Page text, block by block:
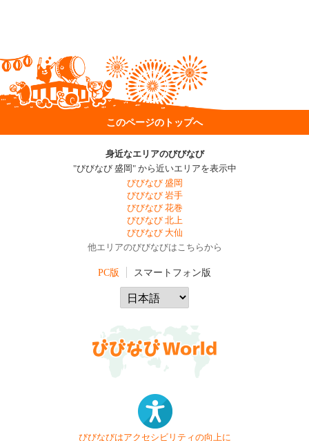
このページのトップへ
身近なエリアのびびなび
"びびなび 盛岡" から近いエリアを表示中
びびなび 盛岡
びびなび 岩手
びびなび 花巻
びびなび 北上
びびなび 大仙
他エリアのびびなびはこちらから
PC版 スマートフォン版
びびなびはアクセシビリティの向上に